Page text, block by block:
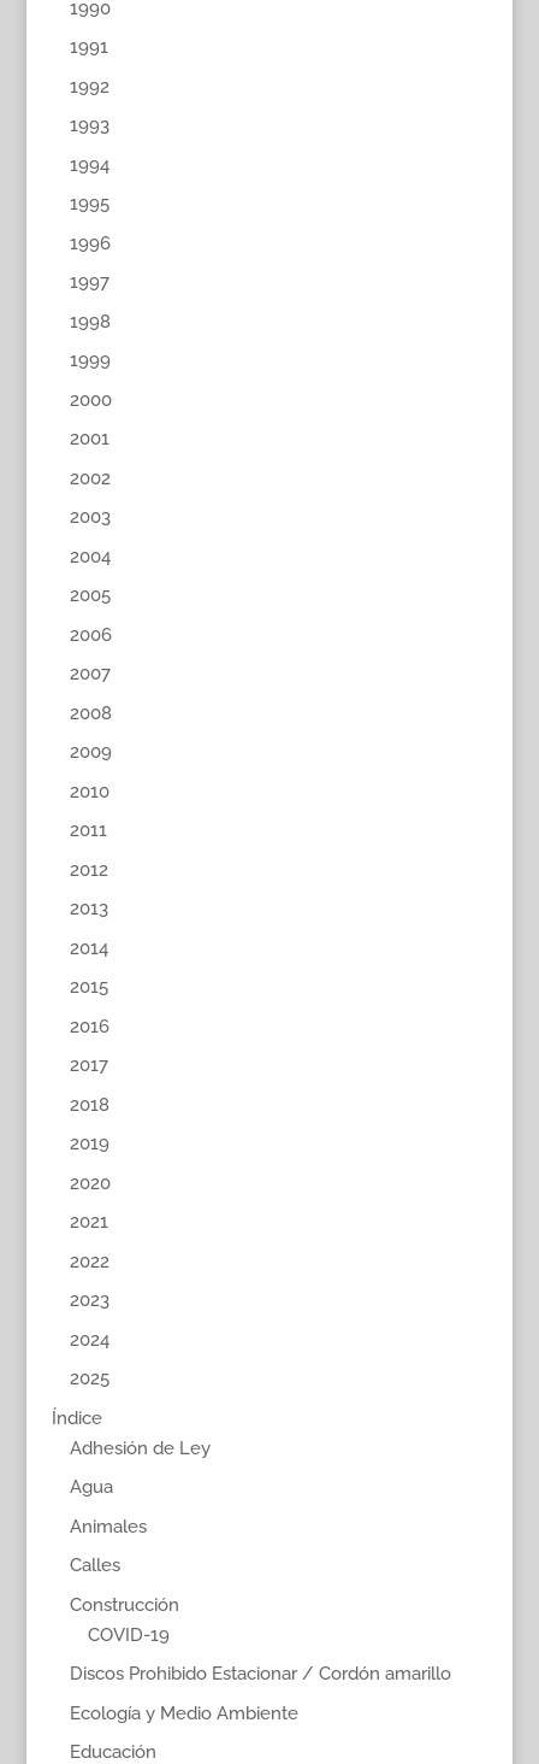
1990
1991
1992
1993
1994
1995
1996
1997
1998
1999
2000
2001
2002
2003
2004
2005
2006
2007
2008
2009
2010
2011
2012
2013
2014
2015
2016
2017
2018
2019
2020
2021
2022
2023
2024
2025
Índice
Adhesión de Ley
Agua
Animales
Calles
Construcción
COVID-19
Discos Prohibido Estacionar / Cordón amarillo
Ecología y Medio Ambiente
Educación